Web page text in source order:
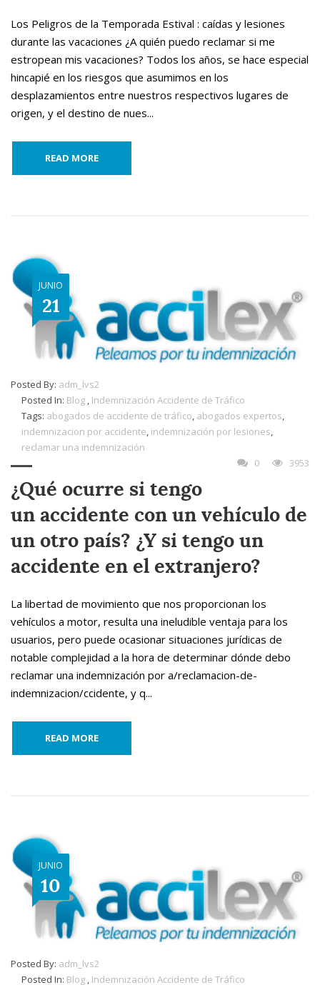
Los Peligros de la Temporada Estival : caídas y lesiones
durante las vacaciones ¿A quién puedo reclamar si me
estropean mis vacaciones? Todos los años, se hace especial
hincapié en los riesgos que asumimos en los
desplazamientos entre nuestros respectivos lugares de
origen, y el destino de nues...
READ MORE
JUNIO
21
Posted By: adm_lvs2
Posted In: Blog , Indemnización Accidente de Tráfico
Tags: abogados de accidente de tráfico, abogados expertos,
indemnizacion por accidente, indemnización por lesiones,
reclamar una indemnización
0
3953
¿Qué ocurre si tengo
un accidente con un vehículo de
un otro país? ¿Y si tengo un
accidente en el extranjero?
La libertad de movimiento que nos proporcionan los
vehículos a motor, resulta una ineludible ventaja para los
usuarios, pero puede ocasionar situaciones jurídicas de
notable complejidad a la hora de determinar dónde debo
reclamar una indemnización por a/reclamacion-de-
indemnizacion/ccidente, y q...
READ MORE
JUNIO
10
Posted By: adm_lvs2
Posted In: Blog , Indemnización Accidente de Tráfico